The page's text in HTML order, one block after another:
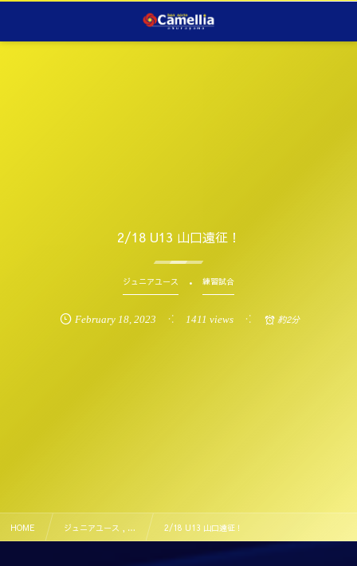
2/18 U13 山口遠征！
ジュニアユース 練習試合
February 18, 2023 1411 views 約2分
HOME ジュニアユース , … 2/18 U13 山口遠征！